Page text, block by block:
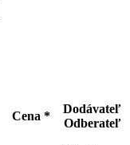
Cena *
Dodávateľ
Odberateľ